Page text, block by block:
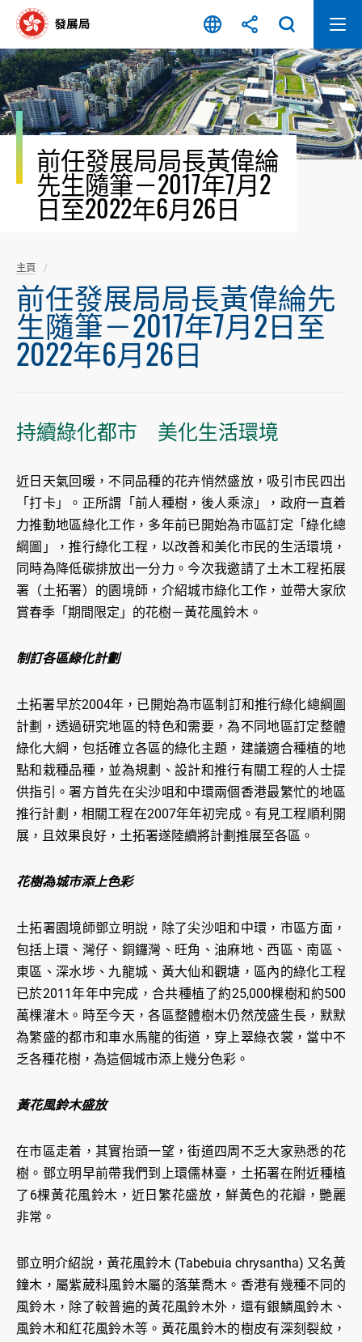
容
開
始
前任發展局局長黃偉綸
先生隨筆－2017年7月2
日至2022年6月26日
主頁
前任發展局局長黃偉綸先
生隨筆－2017年7月2日至
2022年6月26日
持續綠化都市 美化生活環境
近日天氣回暖，不同品種的花卉悄然盛放，吸引市民四出
「打卡」。正所謂「前人種樹，後人乘涼」，政府一直着
力推動地區綠化工作，多年前已開始為市區訂定「綠化總
綱圖」，推行綠化工程，以改善和美化市民的生活環境，
同時為降低碳排放出一分力。今次我邀請了土木工程拓展
署（土拓署）的園境師，介紹城市綠化工作，並帶大家欣
賞春季「期間限定」的花樹－黃花風鈴木。
制訂各區綠化計劃
土拓署早於2004年，已開始為市區制訂和推行綠化總綱圖
計劃，透過研究地區的特色和需要，為不同地區訂定整體
綠化大綱，包括確立各區的綠化主題，建議適合種植的地
點和栽種品種，並為規劃、設計和推行有關工程的人士提
供指引。署方首先在尖沙咀和中環兩個香港最繁忙的地區
推行計劃，相關工程在2007年年初完成。有見工程順利開
展，且效果良好，土拓署遂陸續將計劃推展至各區。
花樹為城市添上色彩
土拓署園境師鄧立明說，除了尖沙咀和中環，市區方面，
包括上環、灣仔、銅鑼灣、旺角、油麻地、西區、南區、
東區、深水埗、九龍城、黃大仙和觀塘，區內的綠化工程
已於2011年年中完成，合共種植了約25,000棵樹和約500
萬棵灌木。時至今天，各區整體樹木仍然茂盛生長，默默
為繁盛的都市和車水馬龍的街道，穿上翠綠衣裳，當中不
乏各種花樹，為這個城市添上幾分色彩。
黃花風鈴木盛放
在市區走着，其實抬頭一望，街道四周不乏大家熟悉的花
樹。鄧立明早前帶我們到上環儒林臺，土拓署在附近種植
了6棵黃花風鈴木，近日繁花盛放，鮮黃色的花瓣，艷麗
非常。
鄧立明介紹說，黃花風鈴木 (Tabebuia chrysantha) 又名黃
鐘木，屬紫葳科風鈴木屬的落葉喬木。香港有幾種不同的
風鈴木，除了較普遍的黃花風鈴木外，還有銀鱗風鈴木、
風鈴木和紅花風鈴木等。黃花風鈴木的樹皮有深刻裂紋，